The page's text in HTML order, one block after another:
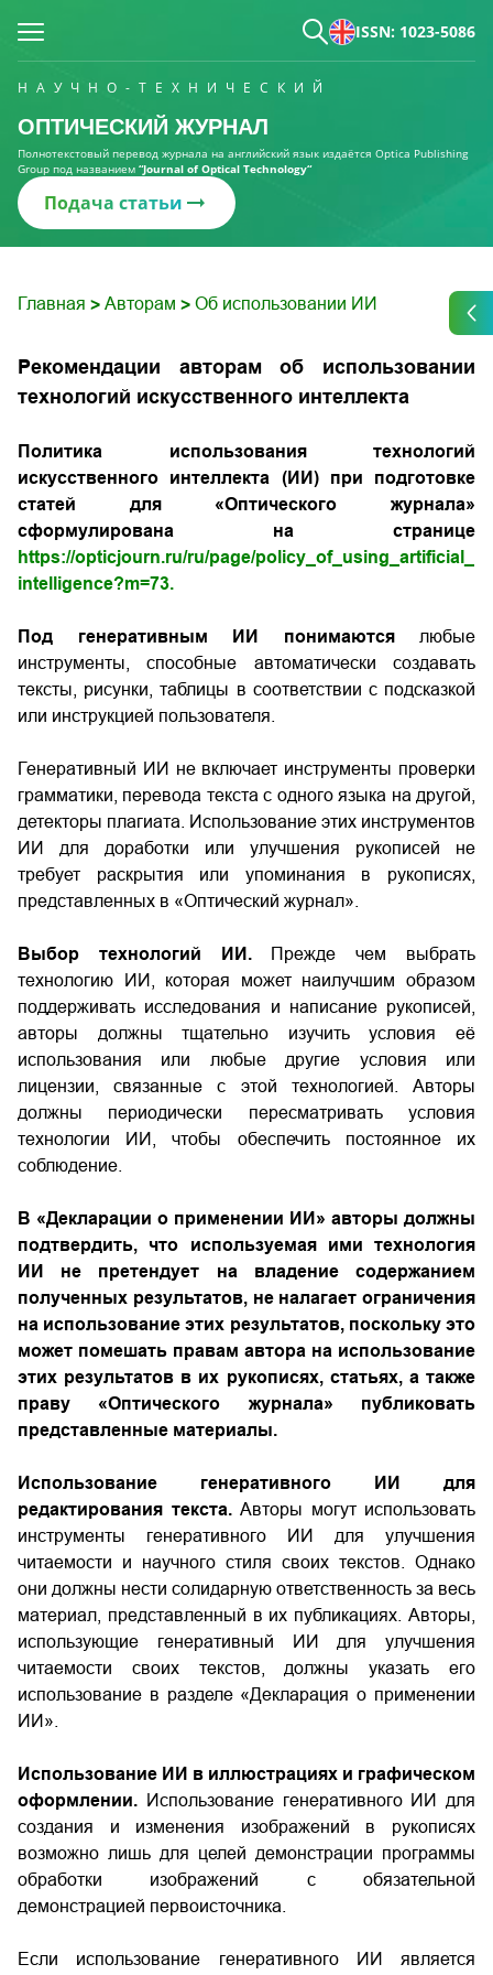
ISSN: 1023-5086
НАУЧНО-ТЕХНИЧЕСКИЙ
ОПТИЧЕСКИЙ ЖУРНАЛ
Полнотекстовый перевод журнала на английский язык издаётся Optica Publishing
Group под названием “Journal of Optical Technology“
Подача статьи
Главная > Авторам > Об использовании ИИ
Рекомендации авторам об использовании
технологий искусственного интеллекта
Политика использования технологий
искусственного интеллекта (ИИ) при подготовке
статей для «Оптического журнала»
сформулирована на странице
https://opticjourn.ru/ru/page/policy_of_using_artificial_
intelligence?m=73.
Под генеративным ИИ понимаютсялюбые
инструменты, способные автоматически создавать
тексты, рисунки, таблицы в соответствии с подсказкой
или инструкцией пользователя.
Генеративный ИИ не включает инструменты проверки
грамматики, перевода текста с одного языка на другой,
детекторы плагиата. Использование этих инструментов
ИИ для доработки или улучшения рукописей не
требует раскрытия или упоминания в рукописях,
представленных в «Оптический журнал».
Выбор технологий ИИ.Прежде чем выбрать
технологию ИИ, которая может наилучшим образом
поддерживать исследования и написание рукописей,
авторы должны тщательно изучить условия её
использования или любые другие условия или
лицензии, связанные с этой технологией. Авторы
должны периодически пересматривать условия
технологии ИИ, чтобы обеспечить постоянное их
соблюдение.
В «Декларации о применении ИИ» авторы должны
подтвердить, что используемая ими технология
ИИ не претендует на владение содержанием
полученных результатов, не налагает ограничения
на использование этих результатов, поскольку это
может помешать правам автора на использование
этих результатов в их рукописях, статьях, а также
праву «Оптического журнала» публиковать
представленные материалы.
Использование генеративного ИИ для
редактирования текста.Авторы могут использовать
инструменты генеративного ИИ для улучшения
читаемости и научного стиля своих текстов. Однако
они должны нести солидарную ответственность за весь
материал, представленный в их публикациях. Авторы,
использующие генеративный ИИ для улучшения
читаемости своих текстов, должны указать его
использование в разделе «Декларация о применении
ИИ».
Использование ИИ в иллюстрациях и графическом
оформлении. Использование генеративного ИИ для
создания и изменения изображений в рукописях
возможно лишь для целей демонстрации программы
обработки изображений с обязательной
демонстрацией первоисточника.
Если использование генеративного ИИ является